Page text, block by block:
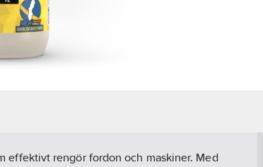
effektivt rengör fordon och maskiner. Med